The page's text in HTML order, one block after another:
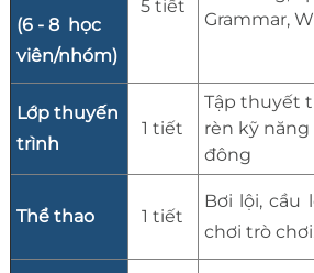
(6 - 8 học
viên/nhóm)
5 tiết
Grammar,
Lớp thuyến
trình
1 tiết
Tập thuyết
rèn kỹ
đông
Thể thao 1 tiết
Bơi lội, cầu
chơi trò